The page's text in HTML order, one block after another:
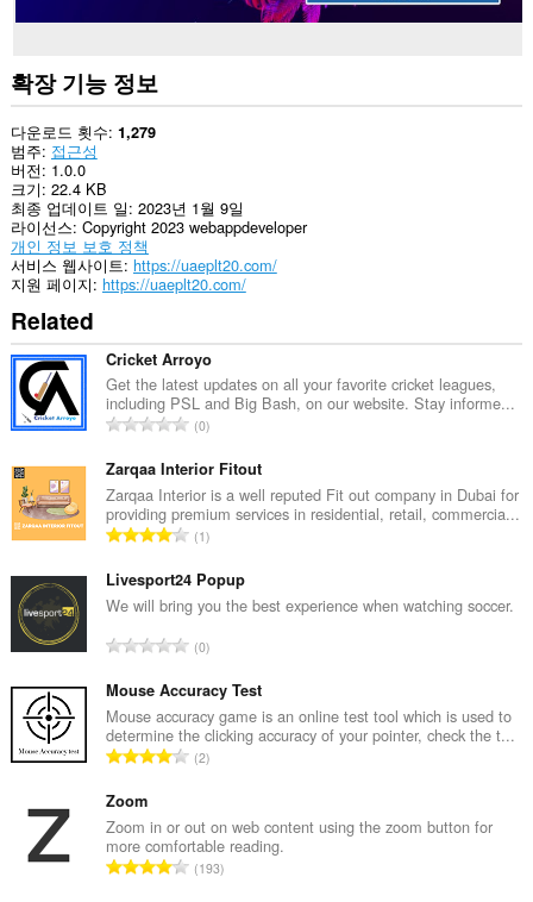
확장 기능 정보
다운로드 횟수 1,279
범주 접근성
버전 1.0.0
크기 22.4 KB
최종 업데이트 일 2023년 1월 9일
라이선스 Copyright 2023 webappdeveloper
개인 정보 보호 정책
서비스 웹사이트 https://uaeplt20.com/
지원 페이지 https://uaeplt20.com/
Related
Cricket Arroyo
Get the latest updates on all your favorite cricket leagues,
including PSL and Big Bash, on our website. Stay informe...
총
급
수
:
0
Zarqaa Interior Fitout
Zarqaa Interior is a well reputed Fit out company in Dubai for
providing premium services in residential, retail, commercia...
총
급
수
1
Livesport24 Popup
We will bring you the best experience when watching soccer.
총
급
수
:
0
Mouse Accuracy Test
Mouse accuracy game is an online test tool which is used to
determine the clicking accuracy of your pointer, check the t...
총
수
:
2
Zoom
Zoom in or out on web content using the zoom button for
more comfortable reading.
총193